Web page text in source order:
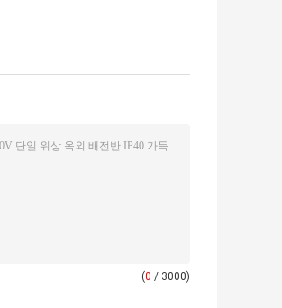
(0 / 3000)